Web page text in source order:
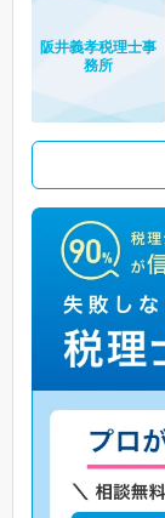
阪井義孝税理士事
務所